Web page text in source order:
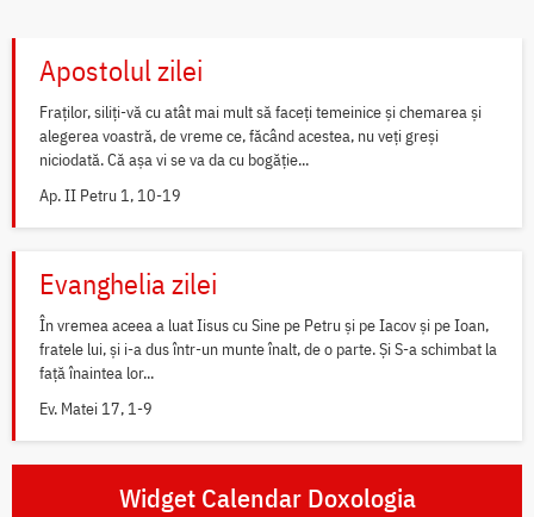
Apostolul zilei
Fraților, siliți-vă cu atât mai mult să faceți temeinice și chemarea și
alegerea voastră, de vreme ce, făcând acestea, nu veți greși
niciodată. Că așa vi se va da cu bogăție...
Ap. II Petru 1, 10-19
Evanghelia zilei
În vremea aceea a luat Iisus cu Sine pe Petru și pe Iacov și pe Ioan,
fratele lui, și i-a dus într-un munte înalt, de o parte. Și S-a schimbat la
față înaintea lor...
Ev. Matei 17, 1-9
Widget Calendar Doxologia